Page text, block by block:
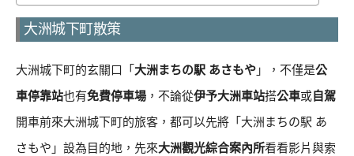
大洲城下町散策
大洲城下町的玄關口「 大洲まちの駅 あさもや 」，不僅是公
車停靠站也有免費停車場 ，不論從伊予大洲車站搭公車或 自駕
開車前來大洲城下町的旅客，都可以先將「大洲まちの駅 あ
さもや」設為目的地，先來大洲觀光綜合案內所看看影片與索